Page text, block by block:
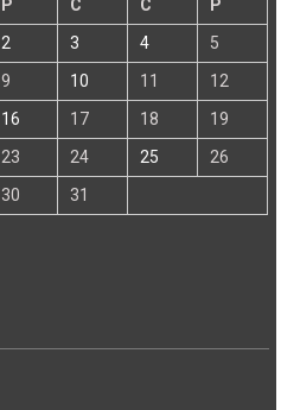
P C C
P
2 3 4
5
9 10 11
12
16 17 18
19
23 24 25
26
30 31